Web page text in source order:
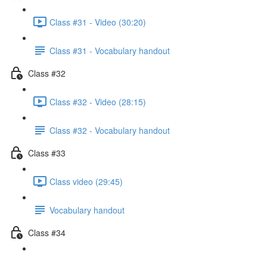
Class #31 - Video (30:20)
Class #31 - Vocabulary handout
Class #32
Class #32 - Video (28:15)
Class #32 - Vocabulary handout
Class #33
Class video (29:45)
Vocabulary handout
Class #34